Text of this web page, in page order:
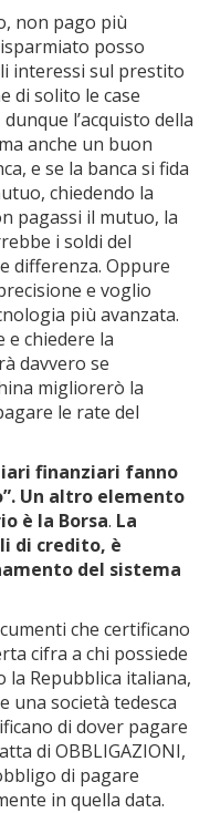
non pago più
posso
interessi sul prestito
di solito le case
l’acquisto della
anche un buon
e se la banca si fida
chiedendo la
pagassi il mutuo, la
i soldi del
differenza. Oppure
e voglio
più avanzata.
e chiedere la
davvero se
migliorerò la
le rate del
finanziari fanno
Un altro elemento
è la Borsa. La
di credito, è
del sistema
che certificano
cifra a chi possiede
la Repubblica italiana,
una società tedesca
di dover pagare
di OBBLIGAZIONI,
di pagare
in quella data.